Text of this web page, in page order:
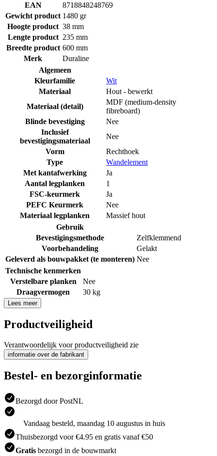
EAN
8718848248769
Gewicht product 1480 gr
Hoogte product 38 mm
Lengte product 235 mm
Breedte product 600 mm
Merk
Duraline
Algemeen
Kleurfamilie
Wit
Materiaal
Hout - bewerkt
Materiaal (detail)
MDF (medium-density
fibreboard)
Blinde bevestiging
Nee
Inclusief
bevestigingsmateriaal
Nee
Vorm
Rechthoek
Type
Wandelement
Met kantafwerking
Ja
Aantal legplanken
1
FSC-keurmerk
Ja
PEFC Keurmerk
Nee
Materiaal legplanken
Massief hout
Gebruik
Bevestigingsmethode
Zelfklemmend
Voorbehandeling
Gelakt
Geleverd als bouwpakket (te monteren) Nee
Technische kenmerken
Verstelbare planken
Nee
Draagvermogen
30 kg
Lees meer
Productveiligheid
Verantwoordelijk voor productveiligheid zie
informatie over de fabrikant
Bestel- en bezorginformatie
Bezorgd door PostNL
Vandaag besteld, maandag 10 augustus in huis
Thuisbezorgd voor €4.95 en gratis vanaf €50
Gratis bezorgd in de bouwmarkt